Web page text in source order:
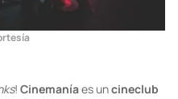
! Cinemaníaes uncineclub